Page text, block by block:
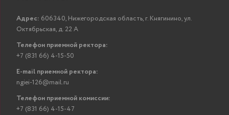
Адрес: 606340, Нижегородская область, г. Княгинино, ул.
Октябрьская, д. 22 А
Телефон приемной ректора:
+7 (831 66) 4-15-50
E-mail приемной ректора:
ngiei-126@mail.ru
Телефон приемной комиссии:
+7 (831 66) 4-15-47